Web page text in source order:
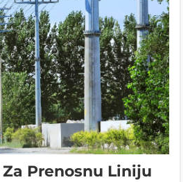
Za Prenosnu Liniju